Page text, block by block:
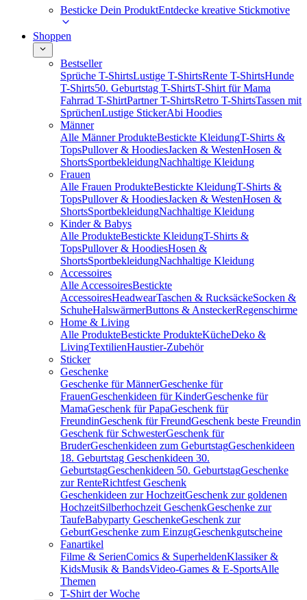
Besticke Dein ProduktEntdecke kreative Stickmotive
Shoppen
Bestseller
Sprüche T-ShirtsLustige T-ShirtsRente T-ShirtsHunde
T-Shirts50. Geburtstag T-ShirtsT-Shirt für Mama
Fahrrad T-ShirtPartner T-ShirtsRetro T-ShirtsTassen mit
SprüchenLustige StickerAbi Hoodies
Männer
Alle Männer ProdukteBestickte KleidungT-Shirts &
TopsPullover & HoodiesJacken & WestenHosen &
ShortsSportbekleidungNachhaltige Kleidung
Frauen
Alle Frauen ProdukteBestickte KleidungT-Shirts &
TopsPullover & HoodiesJacken & WestenHosen &
ShortsSportbekleidungNachhaltige Kleidung
Kinder & Babys
Alle ProdukteBestickte KleidungT-Shirts &
TopsPullover & HoodiesHosen &
ShortsSportbekleidungNachhaltige Kleidung
Accessoires
Alle AccessoiresBestickte
AccessoiresHeadwearTaschen & RucksäckeSocken &
SchuheHalswärmerButtons & AnsteckerRegenschirme
Home & Living
Alle ProdukteBestickte ProdukteKücheDeko &
LivingTextilienHaustier-Zubehör
Sticker
Geschenke
Geschenke für MännerGeschenke für
FrauenGeschenkideen für KinderGeschenke für
MamaGeschenk für PapaGeschenk für
FreundinGeschenk für FreundGeschenk beste Freundin
Geschenk für SchwesterGeschenk für
BruderGeschenkideen zum GeburtstagGeschenkideen
18. Geburtstag Geschenkideen 30.
GeburtstagGeschenkideen 50. GeburtstagGeschenke
zur RenteRichtfest Geschenk
Geschenkideen zur HochzeitGeschenk zur goldenen
HochzeitSilberhochzeit GeschenkGeschenke zur
TaufeBabyparty GeschenkeGeschenk zur
GeburtGeschenke zum EinzugGeschenkgutscheine
Fanartikel
Filme & SerienComics & SuperheldenKlassiker &
KidsMusik & BandsVideo-Games & E-SportsAlle
Themen
T-Shirt der Woche